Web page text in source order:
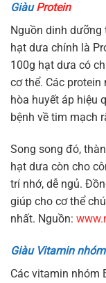
GiàuProtein
Nguồn dinh
hạt dưa chính là
100g hạt dưa có
cơ thể. Các
hòa huyết áp hiệu
bệnh về tim mạch
Song song đó,
hạt dưa còn cho
trí nhớ, dễ ngủ.
giúp cho cơ thể
nhất. Nguồn:
Giàu Vitamin
Các vitamin nhóm